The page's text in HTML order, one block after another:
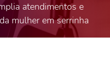
atendimentos e
mulher em serrinha